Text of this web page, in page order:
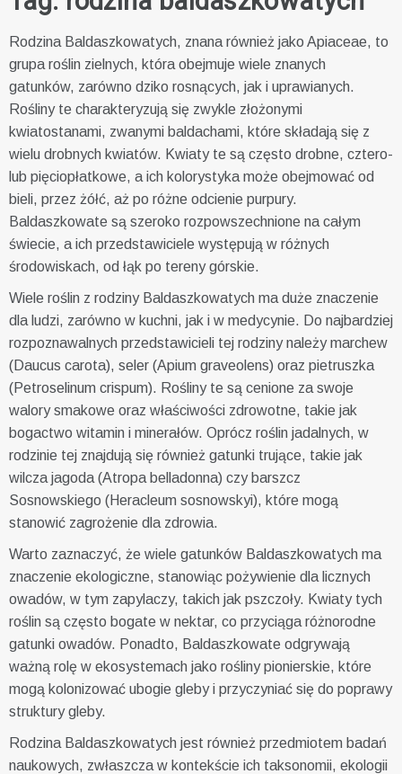
Rodzina Baldaszkowatych, znana również jako Apiaceae, to
grupa roślin zielnych, która obejmuje wiele znanych
gatunków, zarówno dziko rosnących, jak i uprawianych.
Rośliny te charakteryzują się zwykle złożonymi
kwiatostanami, zwanymi baldachami, które składają się z
wielu drobnych kwiatów. Kwiaty te są często drobne, cztero-
lub pięciopłatkowe, a ich kolorystyka może obejmować od
bieli, przez żółć, aż po różne odcienie purpury.
Baldaszkowate są szeroko rozpowszechnione na całym
świecie, a ich przedstawiciele występują w różnych
środowiskach, od łąk po tereny górskie.
Wiele roślin z rodziny Baldaszkowatych ma duże znaczenie
dla ludzi, zarówno w kuchni, jak i w medycynie. Do najbardziej
rozpoznawalnych przedstawicieli tej rodziny należy marchew
(Daucus carota), seler (Apium graveolens) oraz pietruszka
(Petroselinum crispum). Rośliny te są cenione za swoje
walory smakowe oraz właściwości zdrowotne, takie jak
bogactwo witamin i minerałów. Oprócz roślin jadalnych, w
rodzinie tej znajdują się również gatunki trujące, takie jak
wilcza jagoda (Atropa belladonna) czy barszcz
Sosnowskiego (Heracleum sosnowskyi), które mogą
stanowić zagrożenie dla zdrowia.
Warto zaznaczyć, że wiele gatunków Baldaszkowatych ma
znaczenie ekologiczne, stanowiąc pożywienie dla licznych
owadów, w tym zapylaczy, takich jak pszczoły. Kwiaty tych
roślin są często bogate w nektar, co przyciąga różnorodne
gatunki owadów. Ponadto, Baldaszkowate odgrywają
ważną rolę w ekosystemach jako rośliny pionierskie, które
mogą kolonizować ubogie gleby i przyczyniać się do poprawy
struktury gleby.
Rodzina Baldaszkowatych jest również przedmiotem badań
naukowych, zwłaszcza w kontekście ich taksonomii, ekologii